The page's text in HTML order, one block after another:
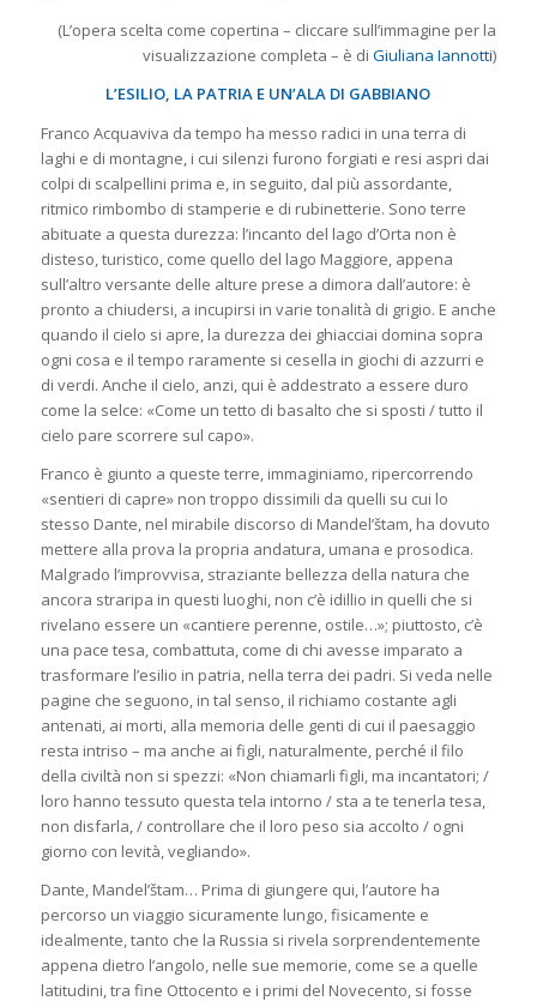
(L’opera scelta come copertina – cliccare sull’immagine per la
visualizzazione completa – è diGiuliana Iannotti)
L’ESILIO, LA PATRIA E UN’ALA DI GABBIANO
Franco Acquaviva da tempo ha messo radici in una terra di
laghi e di montagne, i cui silenzi furono forgiati e resi aspri dai
colpi di scalpellini prima e, in seguito, dal più assordante,
ritmico rimbombo di stamperie e di rubinetterie. Sono terre
abituate a questa durezza: l’incanto del lago d’Orta non è
disteso, turistico, come quello del lago Maggiore, appena
sull’altro versante delle alture prese a dimora dall’autore: è
pronto a chiudersi, a incupirsi in varie tonalità di grigio. E anche
quando il cielo si apre, la durezza dei ghiacciai domina sopra
ogni cosa e il tempo raramente si cesella in giochi di azzurri e
di verdi. Anche il cielo, anzi, qui è addestrato a essere duro
come la selce: «Come un tetto di basalto che si sposti / tutto il
cielo pare scorrere sul capo».
Franco è giunto a queste terre, immaginiamo, ripercorrendo
«sentieri di capre» non troppo dissimili da quelli su cui lo
stesso Dante, nel mirabile discorso di Mandel’štam, ha dovuto
mettere alla prova la propria andatura, umana e prosodica.
Malgrado l’improvvisa, straziante bellezza della natura che
ancora straripa in questi luoghi, non c’è idillio in quelli che si
rivelano essere un «cantiere perenne, ostile…»; piuttosto, c’è
una pace tesa, combattuta, come di chi avesse imparato a
trasformare l’esilio in patria, nella terra dei padri. Si veda nelle
pagine che seguono, in tal senso, il richiamo costante agli
antenati, ai morti, alla memoria delle genti di cui il paesaggio
resta intriso – ma anche ai figli, naturalmente, perché il filo
della civiltà non si spezzi: «Non chiamarli figli, ma incantatori; /
loro hanno tessuto questa tela intorno / sta a te tenerla tesa,
non disfarla, / controllare che il loro peso sia accolto / ogni
giorno con levità, vegliando».
Dante, Mandel’štam… Prima di giungere qui, l’autore ha
percorso un viaggio sicuramente lungo, fisicamente e
idealmente, tanto che la Russia si rivela sorprendentemente
appena dietro l’angolo, nelle sue memorie, come se a quelle
latitudini, tra fine Ottocento e i primi del Novecento, si fosse